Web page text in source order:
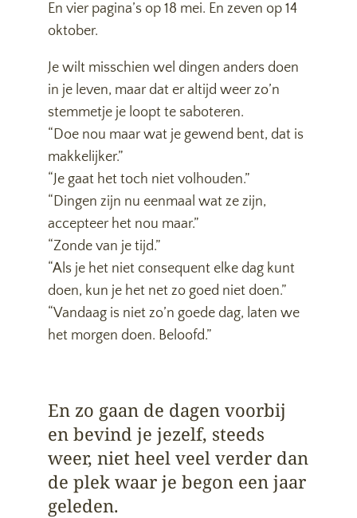
En vier pagina’s op 18 mei. En zeven op 14
oktober.
Je wilt misschien wel dingen anders doen
in je leven, maar dat er altijd weer zo’n
stemmetje je loopt te saboteren.
“Doe nou maar wat je gewend bent, dat is
makkelijker.”
“Je gaat het toch niet volhouden.”
“Dingen zijn nu eenmaal wat ze zijn,
accepteer het nou maar.”
“Zonde van je tijd.”
“Als je het niet consequent elke dag kunt
doen, kun je het net zo goed niet doen.”
“Vandaag is niet zo’n goede dag, laten we
het morgen doen. Beloofd.”
En zo gaan de dagen voorbij
en bevind je jezelf, steeds
weer, niet heel veel verder dan
de plek waar je begon een jaar
geleden.